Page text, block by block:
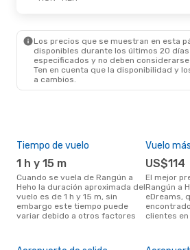
Los precios que se muestran en esta
disponibles durante los últimos 20
especificados y no deben
Ten en cuenta que la disponibilidad y
a cambios.
Tiempo de vuelo
1 h y 15 m
Cuando se vuela de Rangún a
Heho la duración aproximada del
vuelo es de 1 h y 15 m, sin
embargo este tiempo puede
variar debido a otros factores
Vuelo
US$114
El mejor precio para vuelos de
Rangún a
eDreams,
clientes